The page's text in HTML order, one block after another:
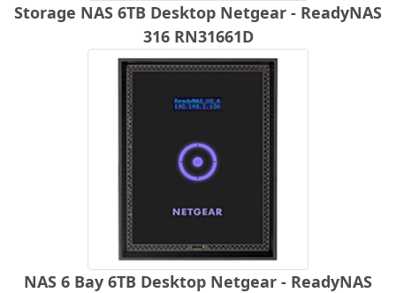
Storage NAS 6TB Desktop Netgear - ReadyNAS
316 RN31661D
NAS 6 Bay 6TB Desktop Netgear - ReadyNAS